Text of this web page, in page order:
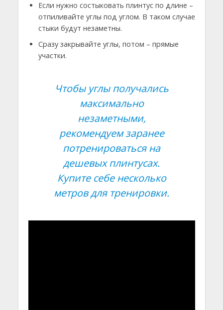
Если нужно состыковать плинтус по длине –
отпиливайте углы под углом. В таком случае
стыки будут незаметны.
Сразу закрывайте углы, потом – прямые
участки.
Чтобы углы получались
максимально
незаметными,
рекомендуем заранее
потренироваться на
дешевых плинтусах.
Купите себе несколько
метров для тренировки.